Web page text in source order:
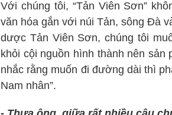
Với chúng tôi, “Tản Viên Sơn”
văn hóa gắn với núi Tản, sông Đà
dược Tản Viên Sơn, chúng tôi
khỏi cội nguồn hình thành nên
nhắc rằng muốn đi đường dài thì
Nam nhân”.